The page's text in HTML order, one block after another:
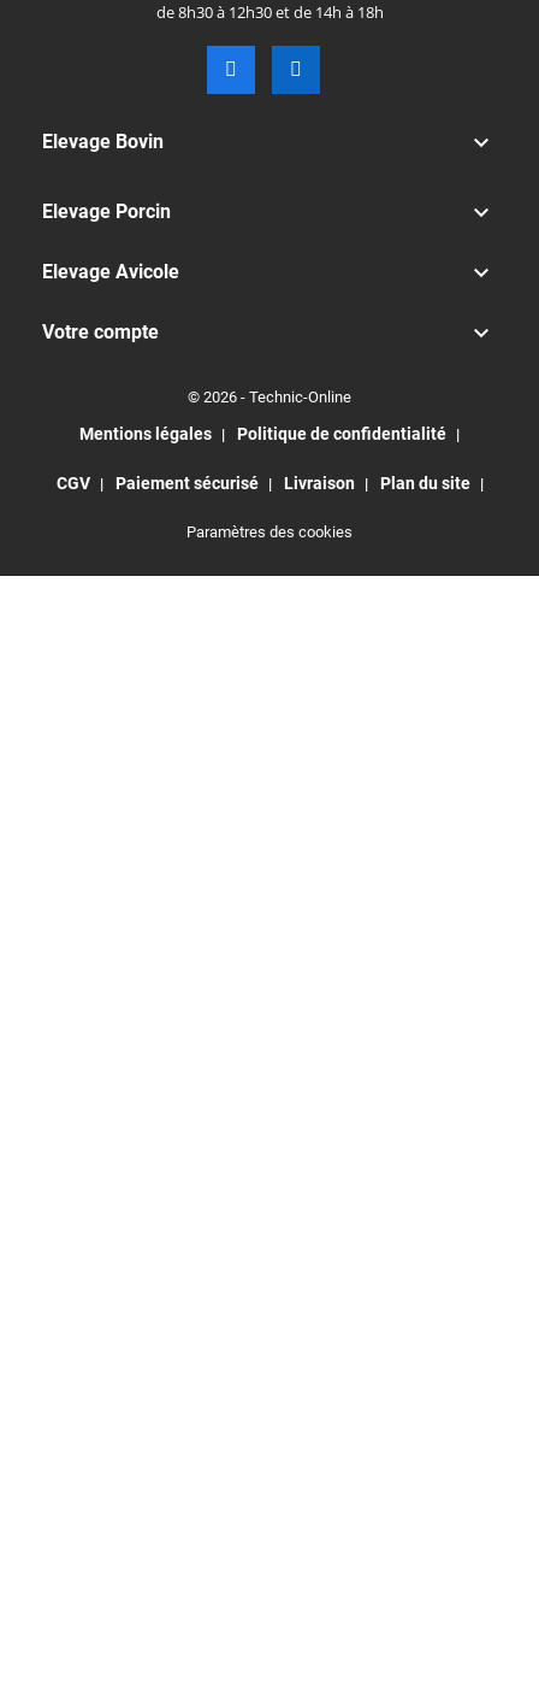
de 8h30 à 12h30 et de 14h à 18h
Elevage Bovin 
Elevage Porcin 
Elevage Avicole 
Votre compte 
© 2026 - Technic-Online
Mentions légales Politique de confidentialité
CGV Paiement sécurisé Livraison Plan du site
Paramètres des cookies